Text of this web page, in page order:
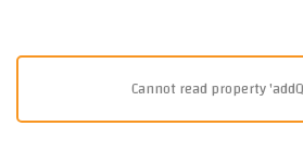
Cannot read property